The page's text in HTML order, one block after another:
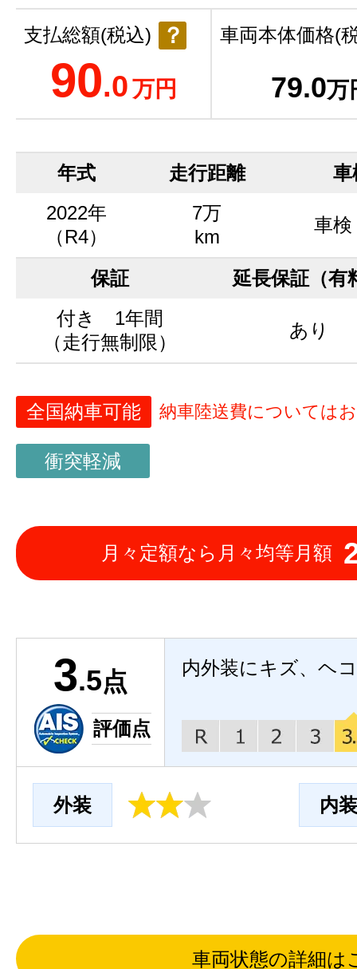
支払総額(税込)
90.0万円
？ 車両本体価格(
79.0万
年式 走行距離
車
2022年
（R4）
7万
km
車検
保証
延長保証（有
付き 1年間
（走行無制限）
あり
全国納車可能 納車陸送費については
衝突軽減
月々定額なら月々均等月額
3.5点
評価点
内外装にキズ、ヘ
外装 内装
車両状態の詳細は